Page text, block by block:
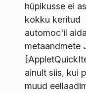
hüpikusse ei
kokku keritud
automoc'il
metaandmete
ainult siis, kui
muud